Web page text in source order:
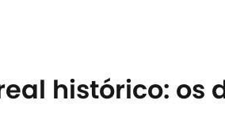
histórico: os